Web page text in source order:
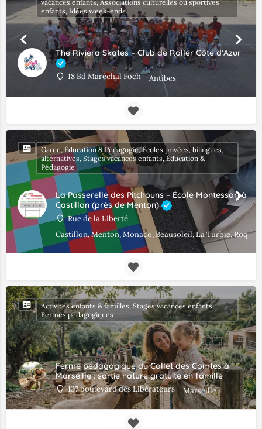
The Riviera Skates – Club de Roller Côte d’Azur
18 Bd Maréchal Foch Antibes
vacances enfants, Associations culturelles ou sportives
enfants, Idées week-ends
La Passerelle des Pitchouns – École Montessori à
Castillon (près de Menton)
Rue de la Liberté
Castillon, Menton, Monaco, Beausoleil, La Turbie,
Garde, Éducation & Pédagogie, Écoles privées, bilingues,
alternatives, Stages vacances enfants, Éducation &
Pédagogie
Ferme pédagogique du Collet des Comtes à
Marseille : sortie nature gratuite en famille
137 boulevard des Libérateurs Marseille
Activités enfants & familles, Stages vacances enfants,
Fermes pédagogiques